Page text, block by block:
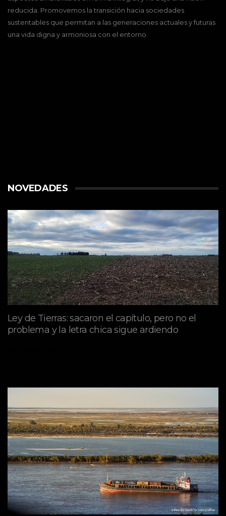
reducida. Promovemos la transición hacia sociedades
sustentables que permitan a las generaciones actuales y futuras
una vida digna y armoniosa con el entorno.
NOVEDADES
Ley de Tierras: sacaron el capítulo, pero no el
problema y la letra chica sigue ardiendo